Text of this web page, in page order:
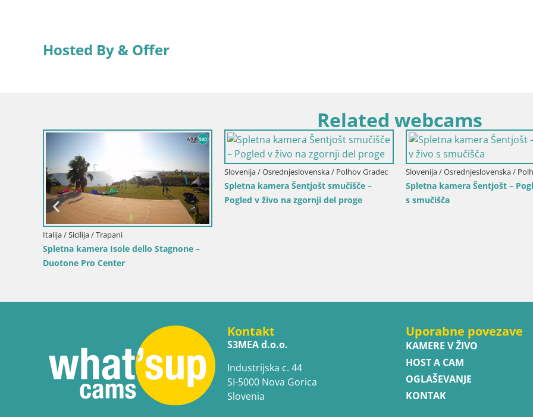
Hosted By & Offer
Related webcams
Slovenija / Gorenjska / Bohinj
Spletna kamera Bohinjska Bistrica –
Pogled v živo s smučišča Kozji Hrbet
Italija / Trentinsko - Zgornje Poadižje / San
Vigilio di Marebbe
Piz de Plaies | San Vigilio | Kronplatz
Slovenija / Podravje / Maribor
Bike Park Pohorje Maribor
Vzpenjača – Skills park
Kontakt
S3MEA d.o.o.
Industrijska c. 44
SI-5000 Nova Gorica
Slovenia
Uporabne povezave
KAMERE V ŽIVO
HOST A CAM
OGLAŠEVANJE
KONTAK